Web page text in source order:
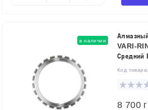
в наличии
VARI-
Средний
Код товара:
8 700